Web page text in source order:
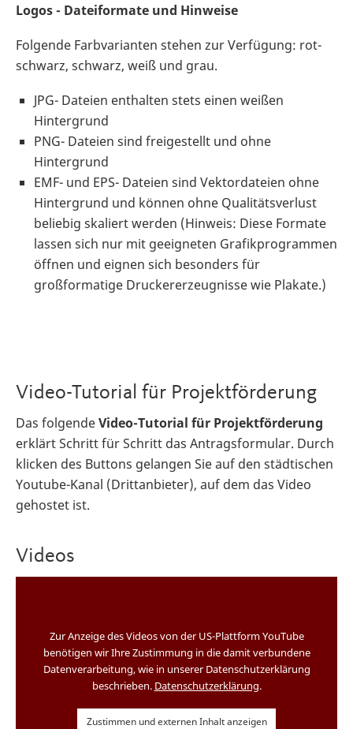
Logos - Dateiformate und Hinweise
Folgende Farbvarianten stehen zur Verfügung: rot-
schwarz, schwarz, weiß und grau.
JPG- Dateien enthalten stets einen weißen
Hintergrund
PNG- Dateien sind freigestellt und ohne
Hintergrund
EMF- und EPS- Dateien sind Vektordateien ohne
Hintergrund und können ohne Qualitätsverlust
beliebig skaliert werden (Hinweis: Diese Formate
lassen sich nur mit geeigneten Grafikprogrammen
öffnen und eignen sich besonders für
großformatige Druckererzeugnisse wie Plakate.)
Video-Tutorial für Projektförderung
Das folgendeVideo-Tutorial für Projektförderung
erklärt Schritt für Schritt das Antragsformular. Durch
klicken des Buttons gelangen Sie auf den städtischen
Youtube-Kanal (Drittanbieter), auf dem das Video
gehostet ist.
Videos
Zur Anzeige des Videos von der US-Plattform YouTube
benötigen wir Ihre Zustimmung in die damit verbundene
Datenverarbeitung, wie in unserer Datenschutzerklärung
beschrieben. Datenschutzerklärung.
Zustimmen und externen Inhalt anzeigen